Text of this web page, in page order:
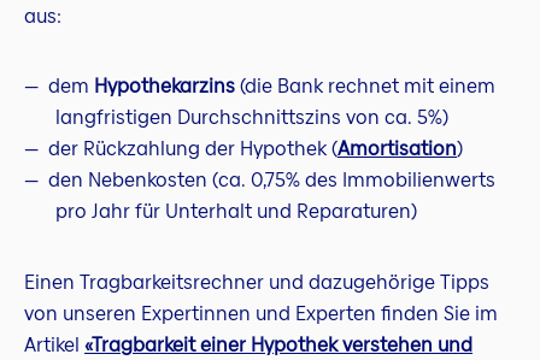
aus:
dem Hypothekarzins(die Bank rechnet mit einem
langfristigen Durchschnittszins von ca. 5%)
der Rückzahlung der Hypothek (Amortisation)
den Nebenkosten (ca. 0,75% des Immobilienwerts
pro Jahr für Unterhalt und Reparaturen)
Einen Tragbarkeitsrechner und dazugehörige Tipps
von unseren Expertinnen und Experten finden Sie im
Artikel «Tragbarkeit einer Hypothek verstehen und